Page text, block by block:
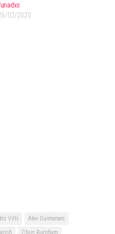
02/2020
Vitti
Alex Guimaraes